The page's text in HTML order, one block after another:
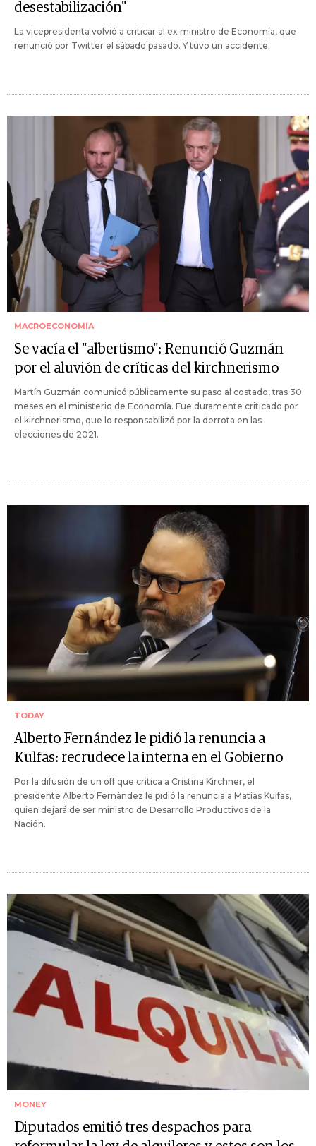
desestabilización"
La vicepresidenta volvió a criticar al ex ministro de Economía, que
renunció por Twitter el sábado pasado. Y tuvo un accidente.
MACROECONOMÍA
Se vacía el "albertismo": Renunció Guzmán
por el aluvión de críticas del kirchnerismo
Martín Guzmán comunicó públicamente su paso al costado, tras 30
meses en el ministerio de Economía. Fue duramente criticado por
el kirchnerismo, que lo responsabilizó por la derrota en las
elecciones de 2021.
TODAY
Alberto Fernández le pidió la renuncia a
Kulfas: recrudece la interna en el Gobierno
Por la difusión de un off que critica a Cristina Kirchner, el
presidente Alberto Fernández le pidió la renuncia a Matías Kulfas,
quien dejará de ser ministro de Desarrollo Productivos de la
Nación.
MONEY
Diputados emitió tres despachos para